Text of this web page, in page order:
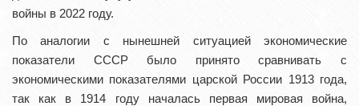
войны в 2022 году.
По аналогии с нынешней ситуацией экономические
показатели СССР было принято сравнивать с
экономическими показателями царской России 1913 года,
так как в 1914 году началась первая мировая война,